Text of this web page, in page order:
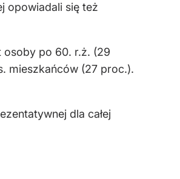
opowiadali się też
osoby po 60. r.ż. (29
mieszkańców (27 proc.).
dla całej